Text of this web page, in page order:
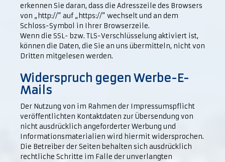
erkennen Sie daran, dass die Adresszeile des Browsers
von „http://“ auf „https://“ wechselt und an dem
Schloss-Symbol in Ihrer Browserzeile.
Wenn die SSL- bzw. TLS-Verschlüsselung aktiviert ist,
können die Daten, die Sie an uns übermitteln, nicht von
Dritten mitgelesen werden.
Widerspruch gegen Werbe-E-
Mails
Der Nutzung von im Rahmen der Impressumspflicht
veröffentlichten Kontaktdaten zur Übersendung von
nicht ausdrücklich angeforderter Werbung und
Informationsmaterialien wird hiermit widersprochen.
Die Betreiber der Seiten behalten sich ausdrücklich
rechtliche Schritte im Falle der unverlangten